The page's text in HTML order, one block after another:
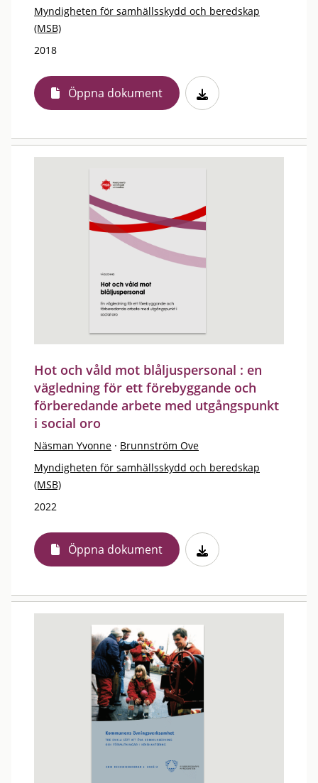
Myndigheten för samhällsskydd och beredskap
(MSB)
2018
Öppna dokument
Hot och våld mot blåljuspersonal : en
vägledning för ett förebyggande och
förberedande arbete med utgångspunkt
i social oro
Näsman Yvonne · Brunnström Ove
Myndigheten för samhällsskydd och beredskap
(MSB)
2022
Öppna dokument